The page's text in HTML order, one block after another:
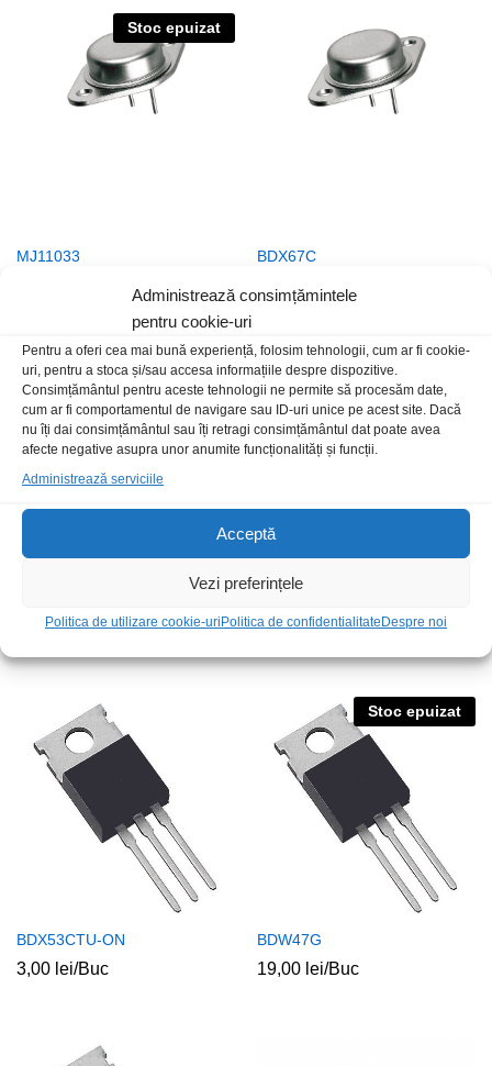
Administrează consimțămintele
pentru cookie-uri
Pentru a oferi cea mai bună experiență, folosim tehnologii, cum ar fi cookie-
uri, pentru a stoca și/sau accesa informațiile despre dispozitive.
Consimțământul pentru aceste tehnologii ne permite să procesăm date,
cum ar fi comportamentul de navigare sau ID-uri unice pe acest site. Dacă
nu îți dai consimțământul sau îți retragi consimțământul dat poate avea
afecte negative asupra unor anumite funcționalități și funcții.
Administrează serviciile
Acceptă
Vezi preferințele
Politica de utilizare cookie-uri Politica de confidentialitate Despre noi
Stoc epuizat
MJ11033 BDX67C
29,00 lei /Buc
6,00lei/Buc
TIP132
6,00lei/Buc
BDX53CTU-ON
3,00 lei/Buc
Stoc epuizat
BDW47G
19,00 lei/Buc